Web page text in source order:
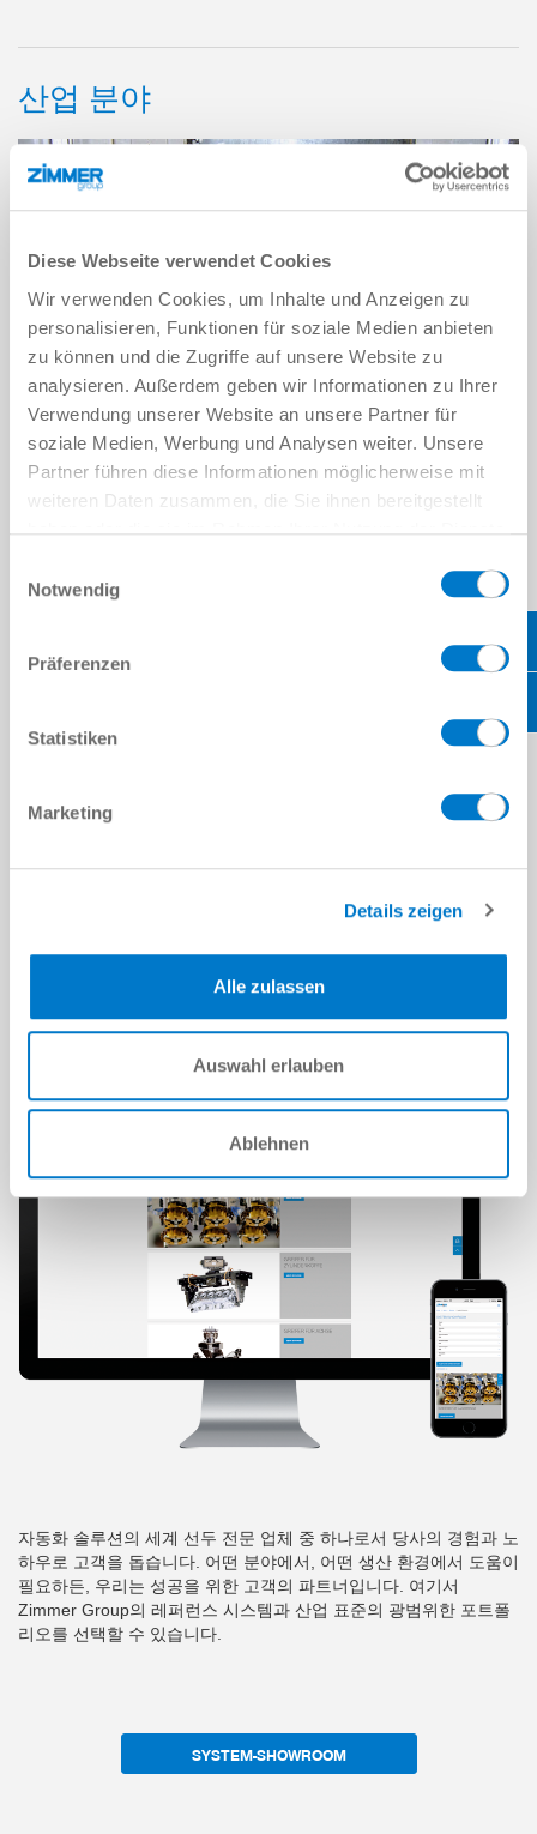
Diese Webseite verwendet Cookies
Wir verwenden Cookies, um Inhalte und Anzeigen zu
personalisieren, Funktionen für soziale Medien anbieten
zu können und die Zugriffe auf unsere Website zu
analysieren. Außerdem geben wir Informationen zu Ihrer
Verwendung unserer Website an unsere Partner für
soziale Medien, Werbung und Analysen weiter. Unsere
Partner führen diese Informationen möglicherweise mit
weiteren Daten zusammen, die Sie ihnen bereitgestellt
Notwendig
Präferenzen
Statistiken
Marketing
Details zeigen
Alle zulassen
Auswahl erlauben
Ablehnen
산업 분야
기계/설비
회전, 그라인딩, 밀링, 호닝이든 기타 가공 방식이든 상관없이 자동
는 대부분 기계 콘셉트과 디자인에 통합됩니다. 당사는 로봇, 기계
또는 작업 공간에서 직접 사용할 수 있는 공간 절약형 자동화 솔루션
보호되며, 열악한 작업 조건에서도 최고 성능을 발휘할 수 있는 기술
시스템을 제공합니다. 더 자세한 내용은 시스템 전시실에서 확인하
사용 예
자동화 솔루션의 세계 선두 전문 업체 중 하나로서 당사의 경험과 노
하우로 고객을 돕습니다. 어떤 분야에서, 어떤 생산 환경에서 도움이
필요하든, 우리는 성공을 위한 고객의 파트너입니다. 여기서
Zimmer Group의 레퍼런스 시스템과 산업 표준의 광범위한 포트폴
리오를 선택할 수 있습니다.
SYSTEM-SHOWROOM